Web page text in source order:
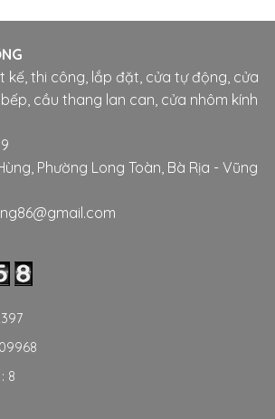
kế, thi công, lắp đặt, cửa tự động, cửa
cầu thang lan can, cửa nhôm kính
Phường Long Toàn, Bà Rịa - Vũng
8